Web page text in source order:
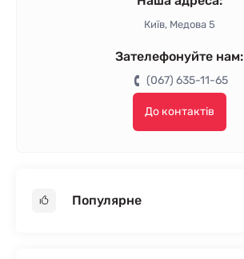
Київ, Медова 5
Зателефонуйте нам:
(067) 635-11-65
До контактів
Популярне